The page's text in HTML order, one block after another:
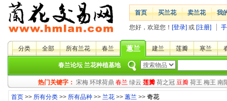
首页 买兰花 卖兰花 我
您好，欢迎您！ [登录] 或 [注册]
分类 全部 所有兰花 春兰 蕙兰 建兰 莲瓣 寒兰
春兰论坛 兰花种植基地
热门关键字： 宋梅 环球荷鼎 春兰 绿云 莲瓣 荷之冠 豆瓣 荷王 梅王 南
首页 >> 所有分类 >> 所有品种 >> 兰花 >> 蕙兰 >> 奇花